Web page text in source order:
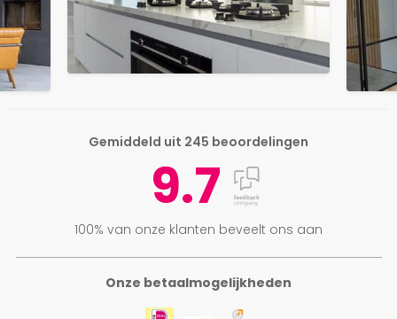
Onze betaalmogelijkheden
Gemiddeld uit 245 beoordelingen
9.7
100% van onze klanten beveelt ons aan